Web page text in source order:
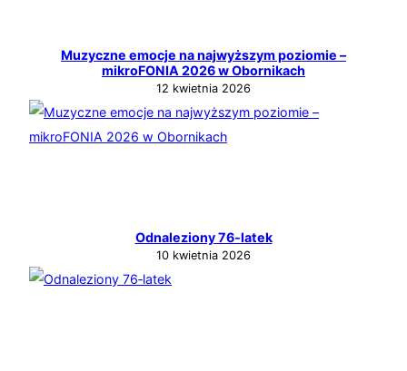
Muzyczne emocje na najwyższym poziomie –
mikroFONIA 2026 w Obornikach
12 kwietnia 2026
Odnaleziony 76‑latek
10 kwietnia 2026